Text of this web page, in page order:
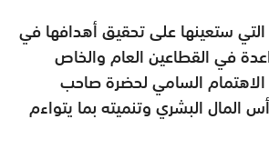
التي ستعينها على تحقيق أهدافها في
في القطاعين العام والخاص
الاهتمام السامي لحضرة صاحب
المال البشري وتنميته بما يتواءم